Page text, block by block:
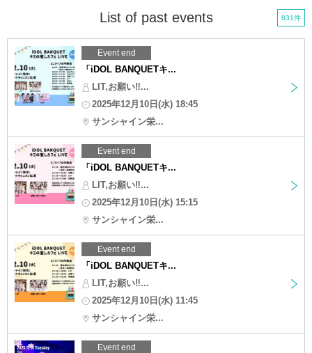
List of past events 831件
Event end
「iDOL BANQUETキ...
LIT,お願い‼︎...
2025年12月10日(水) 18:45
サンシャイン栄...
Event end
「iDOL BANQUETキ...
LIT,お願い‼︎...
2025年12月10日(水) 15:15
サンシャイン栄...
Event end
「iDOL BANQUETキ...
LIT,お願い‼︎...
2025年12月10日(水) 11:45
サンシャイン栄...
Event end